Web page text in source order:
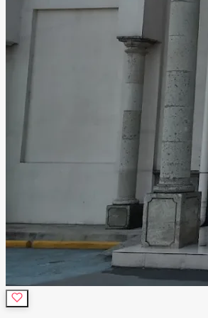
funcione de manera impecable. Te invitamos a visitar
nuestras instalaciones y descubrir por
Margaritas es la opción preferida de
región. Contáctanos hoy para
y reservar la fecha de tu próximo
celebración sea verdaderamente